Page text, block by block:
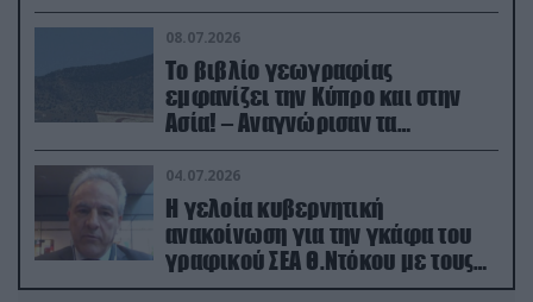
08.07.2026
Το βιβλίο γεωγραφίας
εμφανίζει την Κύπρο και στην
Ασία! – Αναγνώρισαν τα
κατεχόμενα; (φωτο)
04.07.2026
Η γελοία κυβερνητική
ανακοίνωση για την γκάφα του
γραφικού ΣΕΑ Θ.Ντόκου με τους
Ρώσους φαρσέρ